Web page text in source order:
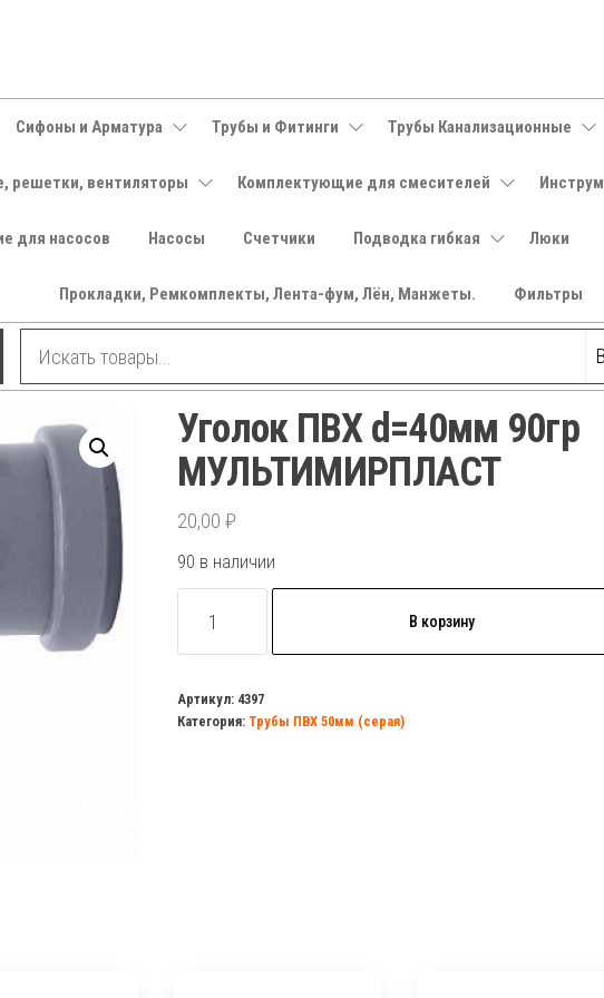
Сифоны и Арматура Трубы и Фитинги Трубы Канализационные
решетки, вентиляторы Комплектующие для смесителей
для насосов Насосы Счетчики Подводка гибкая Люки
Прокладки, Ремкомплекты, Лента-фум, Лён, Манжеты. Фильтры
Уголок ПВХ d=40мм 90гр
МУЛЬТИМИРПЛАСТ
20,00 ₽
90 в наличии
товара
ПВХ
d=40мм
В корзину
Артикул: 4397
Категория: Трубы ПВХ 50мм (серая)